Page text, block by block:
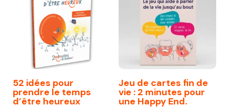
52 idées pour
prendre le temps
d’être heureux
Jeu de cartes fin de
vie : 2 minutes pour
une Happy End.